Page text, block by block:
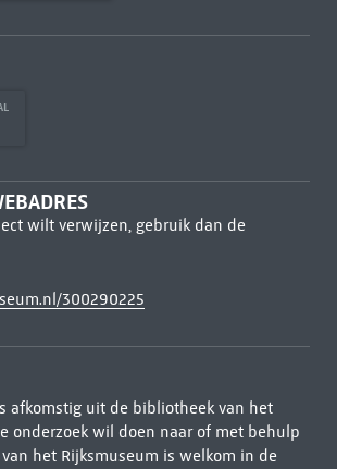
wilt verwijzen, gebruik dan de
300290225
afkomstig uit de bibliotheek van het
onderzoek wil doen naar of met behulp
het Rijksmuseum is welkom in de